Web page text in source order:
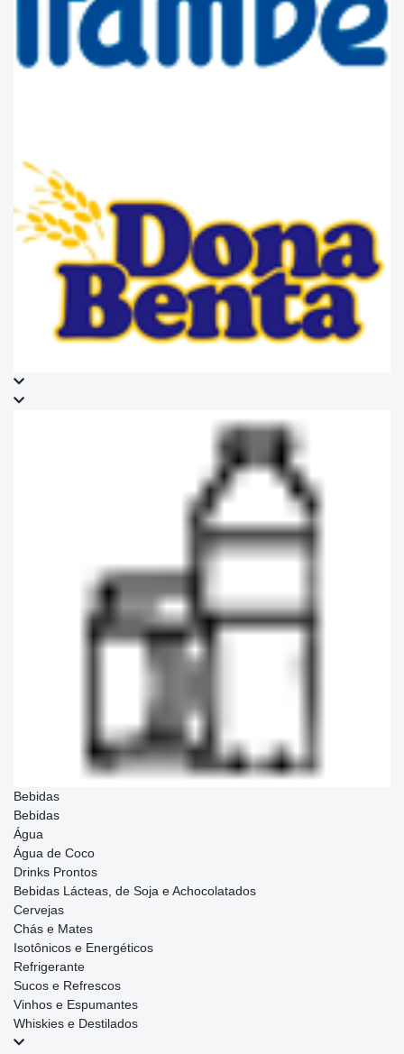
Bebidas
Bebidas
Água
Água de Coco
Drinks Prontos
Bebidas Lácteas, de Soja e Achocolatados
Cervejas
Chás e Mates
Isotônicos e Energéticos
Refrigerante
Sucos e Refrescos
Vinhos e Espumantes
Whiskies e Destilados